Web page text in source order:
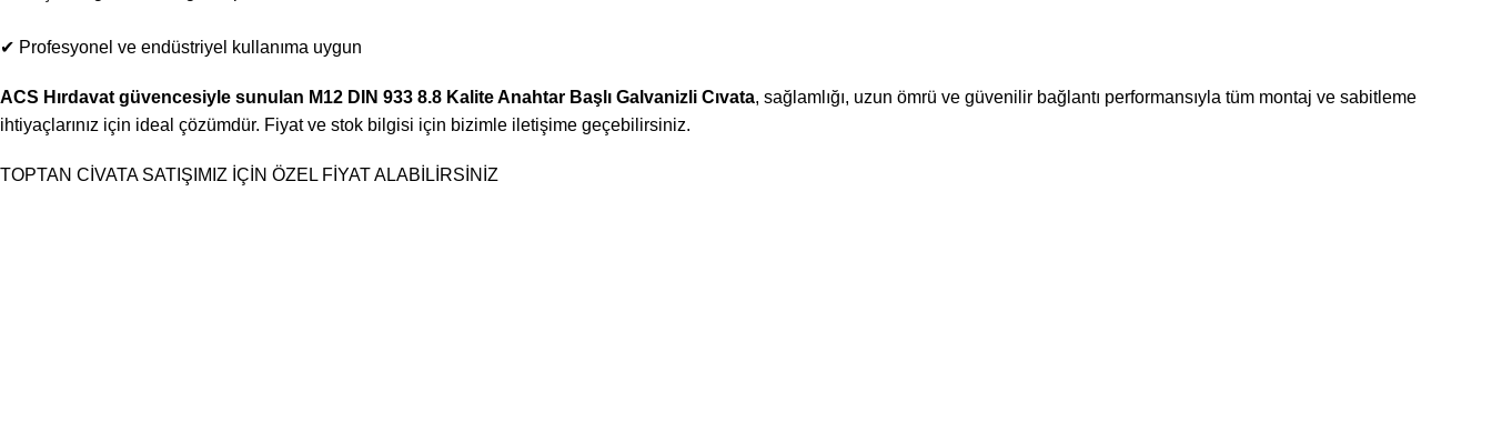
✔ Profesyonel ve endüstriyel kullanıma uygun
ACS Hırdavat güvencesiyle sunulan M12 DIN 933 8.8 Kalite Anahtar Başlı Galvanizli Cıvata, sağlamlığı, uzun ömrü ve güvenilir bağlantı performansıyla tüm montaj ve sabitleme
ihtiyaçlarınız için ideal çözümdür. Fiyat ve stok bilgisi için bizimle iletişime geçebilirsiniz.
TOPTAN CİVATA SATIŞIMIZ İÇİN ÖZEL FİYAT ALABİLİRSİNİZ